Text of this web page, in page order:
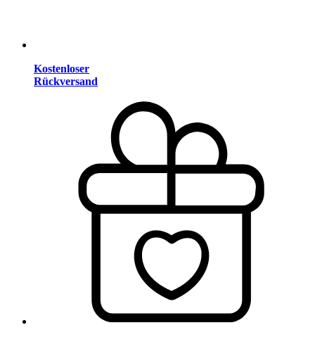
Kostenloser
Rückversand